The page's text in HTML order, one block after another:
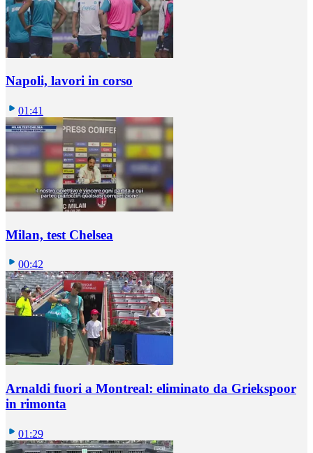
Napoli, lavori in corso
01:41
Milan, test Chelsea
00:42
Arnaldi fuori a Montreal: eliminato da Griekspoor
in rimonta
01:29